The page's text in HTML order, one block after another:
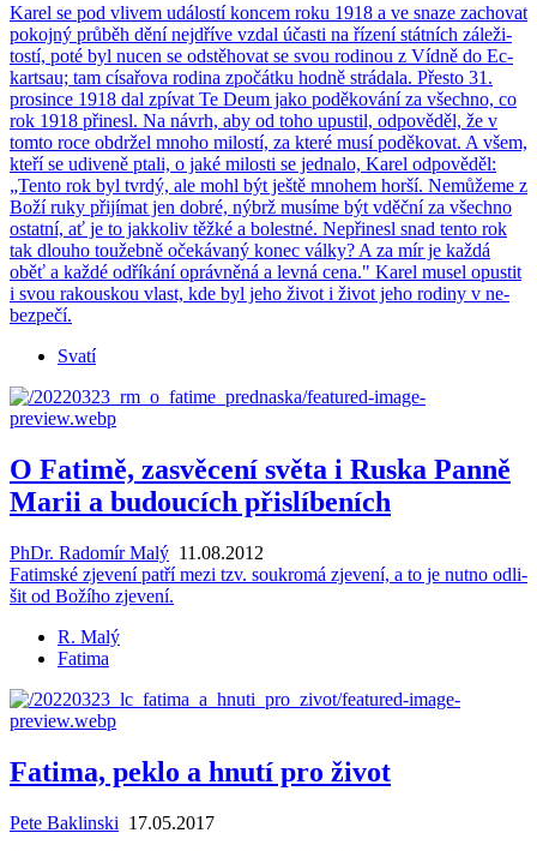
Karel se pod vli­vem udá­los­tí kon­cem roku 1918 a ve snaze za­cho­vat
po­koj­ný prů­běh dění nejdří­ve vzdal účas­ti na ří­ze­ní stát­ních zá­le­ži­
tos­tí, poté byl nucen se od­stě­ho­vat se svou ro­di­nou z Vídně do Ec­
kart­sau; tam cí­sa­řo­va ro­di­na zpo­čát­ku hodně strá­da­la. Přes­to 31.
pro­sin­ce 1918 dal zpí­vat Te Deum jako po­dě­ko­vá­ní za všech­no, co
rok 1918 při­ne­sl. Na návrh, aby od toho upus­til, od­po­vě­děl, že v
tomto roce ob­dr­žel mnoho mi­los­tí, za které musí po­dě­ko­vat. A všem,
kteří se udi­ve­ně ptali, o jaké mi­los­ti se jed­na­lo, Karel od­po­vě­děl:
„Tento rok byl tvrdý, ale mohl být ještě mno­hem horší. Ne­mů­že­me z
Boží ruky při­jí­mat jen dobré, nýbrž mu­sí­me být vděč­ní za všech­no
ostat­ní, ať je to jak­ko­liv těžké a bo­lest­né. Ne­při­ne­sl snad tento rok
tak dlou­ho tou­žeb­ně oče­ká­va­ný konec války? A za mír je každá
oběť a každé od­ří­ká­ní opráv­ně­ná a levná cena." Karel musel opus­tit
i svou ra­kous­kou vlast, kde byl jeho život i život jeho ro­di­ny v ne­
bez­pe­čí.
Svatí
O Fatimě, zasvěcení světa i Ruska Panně
Marii a budoucích přislíbeních
PhDr. Radomír Malý 11.08.2012
Fa­tim­ské zje­ve­ní patří mezi tzv. sou­kro­má zje­ve­ní, a to je nutno od­li­
šit od Bo­ží­ho zje­ve­ní.
R. Malý
Fatima
Fatima, peklo a hnutí pro život
Pete Baklinski 17.05.2017